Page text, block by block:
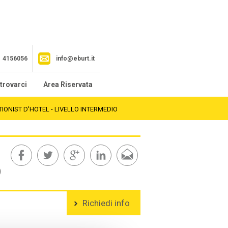
4156056 info@eburt.it
trovarci Area Riservata
D'HOTEL - LIVELLO INTERMEDIO
Richiedi info